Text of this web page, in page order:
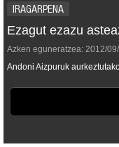
IRAGARPENA
Ezagut ezazu
Azken eguneratzea: 2012/
Andoni Aizpuruk